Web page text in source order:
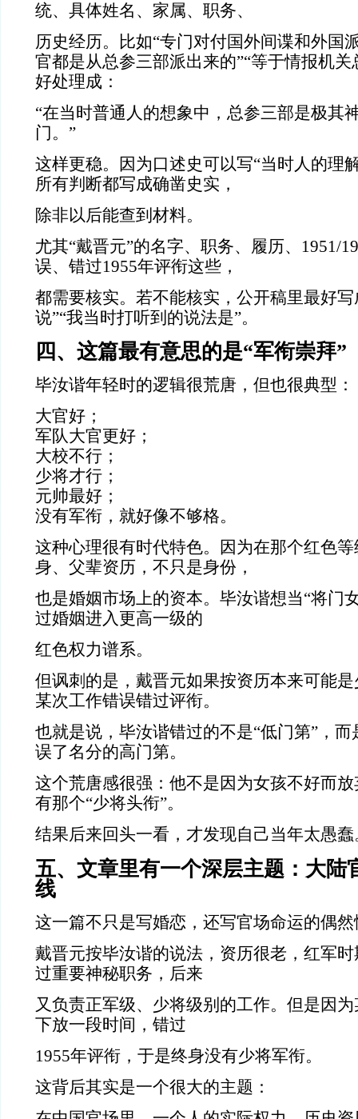
统、具体姓名、家属、职务、
历史经历。比如“专门对付国外间谍和外国
官都是从总参三部派出来的”“等于情报机关
好处理成：
“在当时普通人的想象中，总参三部是极其
门。”
这样更稳。因为口述史可以写“当时人的理
所有判断都写成确凿史实，
除非以后能查到材料。
尤其“戴晋元”的名字、职务、履历、1951/
误、错过1955年评衔这些，
都需要核实。若不能核实，公开稿里最好写
说”“我当时打听到的说法是”。
四、这篇最有意思的是“军衔崇拜”
毕汝谐年轻时的逻辑很荒唐，但也很典型：
大官好；
军队大官更好；
大校不行；
少将才行；
元帅最好；
没有军衔，就好像不够格。
这种心理很有时代特色。因为在那个红色
身、父辈资历，不只是身份，
也是婚姻市场上的资本。毕汝谐想当“将门
过婚姻进入更高一级的
红色权力谱系。
但讽刺的是，戴晋元如果按资历本来可能
某次工作错误错过评衔。
也就是说，毕汝谐错过的不是“低门第”，
误了名分的高门第。
这个荒唐感很强：他不是因为女孩不好而
有那个“少将头衔”。
结果后来回头一看，才发现自己当年太愚蠢
五、文章里有一个深层主题：大陆
线
这一篇不只是写婚恋，还写官场命运的偶然
戴晋元按毕汝谐的说法，资历很老，红军
过重要神秘职务，后来
又负责正军级、少将级别的工作。但是因
下放一段时间，错过
1955年评衔，于是终身没有少将军衔。
这背后其实是一个很大的主题：